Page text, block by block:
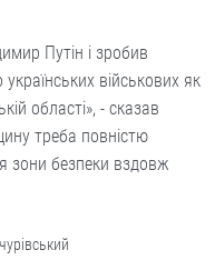
Путін і зробив
військових як
області», - сказав
треба повністю
зони безпеки вздовж